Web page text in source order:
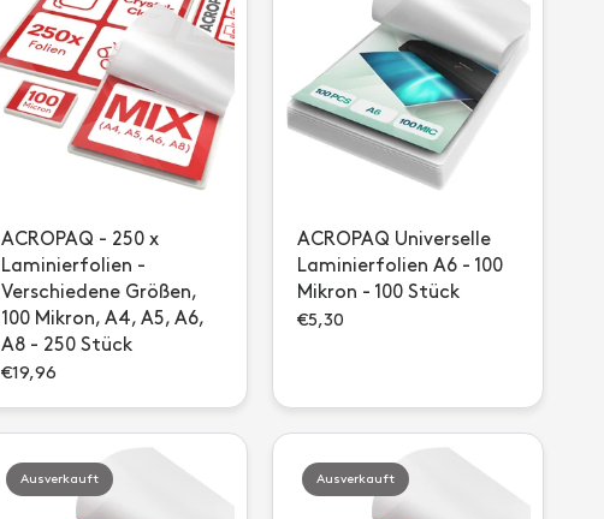
ACROPAQ - 250 x
Laminierfolien -
Verschiedene Größen,
100 Mikron, A4, A5, A6,
A8 - 250 Stück
€19,96
ACROPAQ Universelle
Laminierfolien A6 - 100
Mikron - 100 Stück
€5,30
Ausverkauft Ausverkauft